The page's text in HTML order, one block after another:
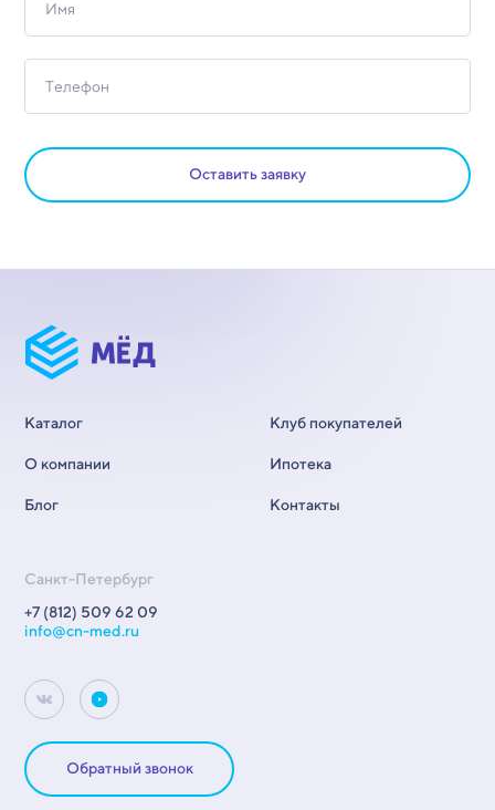
Оставить заявку
Каталог
О компании
Блог
Клуб покупателей
Ипотека
Контакты
Санкт-Петербург
+7 (812) 509 62 09
info@cn-med.ru
Обратный звонок